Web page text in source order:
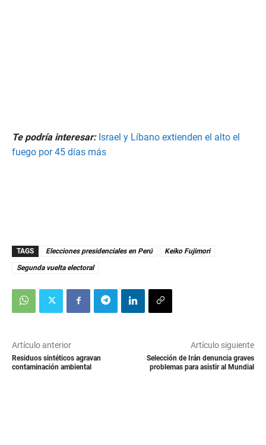
Te podría interesar: Israel y Líbano extienden el alto el
fuego por 45 días más
TAGS Elecciones presidenciales en Perú
Keiko Fujimori
Segunda vuelta electoral
Artículo anterior
Residuos sintéticos agravan
contaminación ambiental
Artículo siguiente
Selección de Irán denuncia graves
problemas para asistir al Mundial